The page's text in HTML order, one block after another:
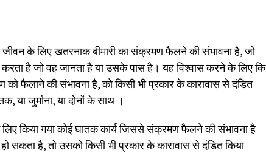
के लिए खतरनाक बीमारी का संक्रमण फैलने की संभावना है, जो
करता है जो वह जानता है या उसके पास है। यह विश्वास करने के लिए कि
फैलाने की संभावना है, को किसी भी प्रकार के कारावास से दंडित
या जुर्माना, या दोनों के साथ ।
लिए किया गया कोई घातक कार्य जिससे संक्रमण फैलने की संभावना है
सकता है, तो उसको किसी भी प्रकार के कारावास से दंडित किया